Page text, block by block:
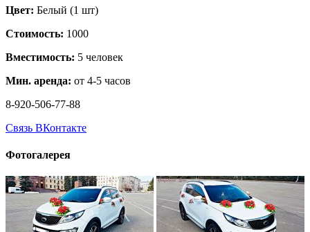
Цвет: Белый (1 шт)
Стоимость: 1000
Вместимость: 5 человек
Мин. аренда: от 4-5 часов
8-920-506-77-88
Связь ВКонтакте
Фотогалерея